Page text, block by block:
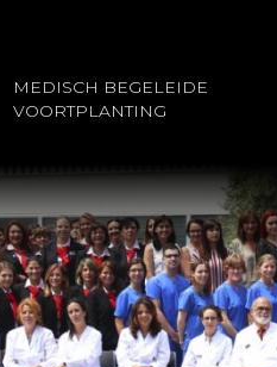
MEDISCH BEGELEIDE
VOORTPLANTING